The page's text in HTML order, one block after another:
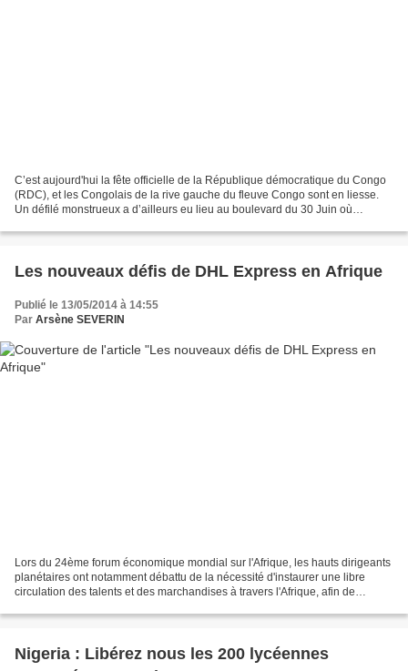
C’est aujourd'hui la fête officielle de la République démocratique du Congo
(RDC), et les Congolais de la rive gauche du fleuve Congo sont en liesse.
Un défilé monstrueux a d’ailleurs eu lieu au boulevard du 30 Juin où
Les nouveaux défis de DHL Express en Afrique
Publié le 13/05/2014 à 14:55
Par Arsène SEVERIN
Lors du 24ème forum économique mondial sur l'Afrique, les hauts dirigeants
planétaires ont notamment débattu de la nécessité d'instaurer une libre
circulation des talents et des marchandises à travers l'Afrique, afin de
Nigeria : Libérez nous les 200 lycéennes